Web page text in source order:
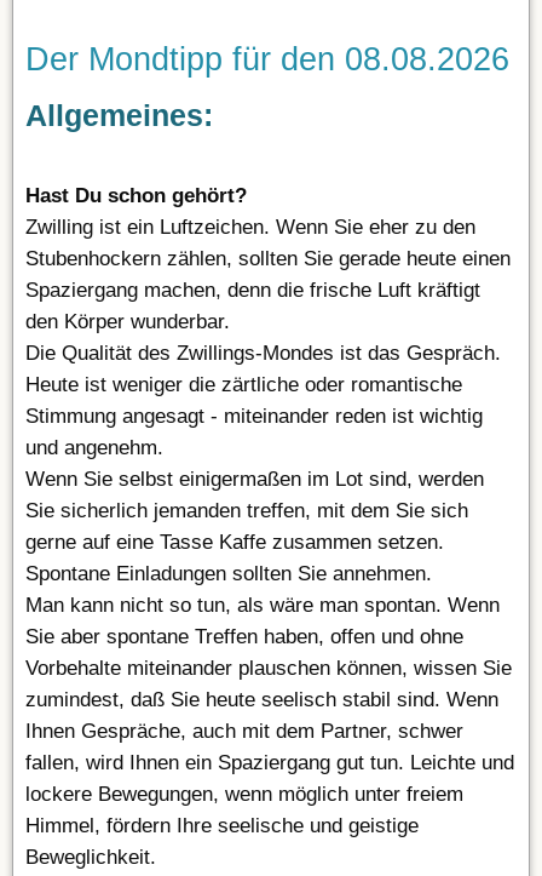
Der Mondtipp für den 08.08.2026
Allgemeines:
Hast Du schon gehört?
Zwilling ist ein Luftzeichen. Wenn Sie eher zu den
Stubenhockern zählen, sollten Sie gerade heute einen
Spaziergang machen, denn die frische Luft kräftigt
den Körper wunderbar.
Die Qualität des Zwillings-Mondes ist das Gespräch.
Heute ist weniger die zärtliche oder romantische
Stimmung angesagt - miteinander reden ist wichtig
und angenehm.
Wenn Sie selbst einigermaßen im Lot sind, werden
Sie sicherlich jemanden treffen, mit dem Sie sich
gerne auf eine Tasse Kaffe zusammen setzen.
Spontane Einladungen sollten Sie annehmen.
Man kann nicht so tun, als wäre man spontan. Wenn
Sie aber spontane Treffen haben, offen und ohne
Vorbehalte miteinander plauschen können, wissen Sie
zumindest, daß Sie heute seelisch stabil sind. Wenn
Ihnen Gespräche, auch mit dem Partner, schwer
fallen, wird Ihnen ein Spaziergang gut tun. Leichte und
lockere Bewegungen, wenn möglich unter freiem
Himmel, fördern Ihre seelische und geistige
Beweglichkeit.